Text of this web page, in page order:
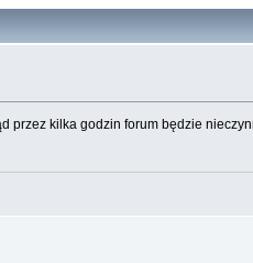
przez kilka godzin forum będzie